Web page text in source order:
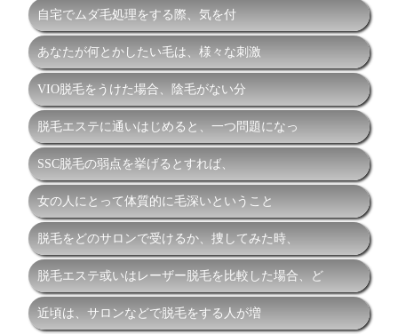
自宅でムダ毛処理をする際、気を付
あなたが何とかしたい毛は、様々な刺激
VIO脱毛をうけた場合、陰毛がない分
脱毛エステに通いはじめると、一つ問題になっ
SSC脱毛の弱点を挙げるとすれば、
女の人にとって体質的に毛深いということ
脱毛をどのサロンで受けるか、捜してみた時、
脱毛エステ或いはレーザー脱毛を比較した場合、ど
近頃は、サロンなどで脱毛をする人が増